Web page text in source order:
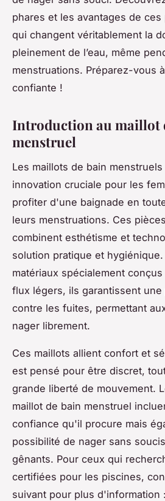
phares et les avantages de
qui changent véritablement la
pleinement de l’eau, même
menstruations. Préparez-vous
confiante !
Introduction au maillot
menstruel
Les maillots de bain
innovation cruciale pour les
profiter d'une baignade en
leurs menstruations. Ces
combinent esthétisme et
solution pratique et
matériaux spécialement
flux légers, ils garantissent
contre les fuites, permettant
nager librement.
Ces maillots allient confort et
est pensé pour être discret,
grande liberté de mouvement.
maillot de bain menstruel
confiance qu'il procure mais
possibilité de nager sans
gênants. Pour ceux qui
certifiées pour les piscines,
suivant pour plus d'information :